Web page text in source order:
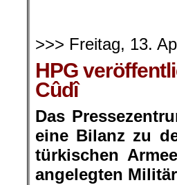
>>> Freitag, 13.
HPG
Cûdî
Das
eine Bilanz zu
türkischen
angelegten